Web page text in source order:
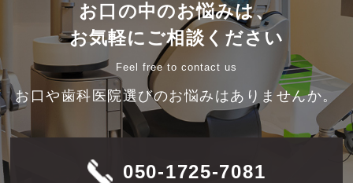
お口の中のお悩みは、
お気軽にご相談ください
Feel free to contact us
お口や歯科医院選びのお悩みはありませんか。
050-1725-7081